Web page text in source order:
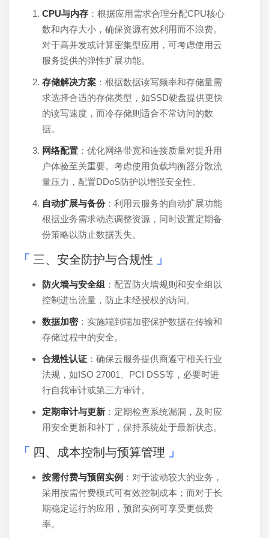
CPU与内存 ：根据应用需求合理分配CPU核心
数和内存大小，确保资源有效利用而不浪费。
对于高并发或计算密集型应用，可考虑使用云
服务提供的弹性扩展功能。
存储解决方案 ：根据数据读写频率和存储量需
求选择合适的存储类型，如SSD硬盘提供更快
的读写速度，而冷存储则适合不常访问的数
据。
网络配置 ：优化网络带宽和连接质量对提升用
户体验至关重要。考虑使用负载均衡器分散流
量压力，配置DDoS防护以增强安全性。
自动扩展与备份：利用云服务的自动扩展功能
根据业务需求动态调整资源，同时设置定期备
份策略以防止数据丢失。
三、安全防护与合规性
防火墙与安全组 ：配置防火墙规则和安全组以
控制进出流量，防止未经授权的访问。
数据加密：实施端到端加密保护数据在传输和
存储过程中的安全。
合规性认证 ：确保云服务提供商遵守相关行业
法规，如ISO 27001、PCI DSS等，必要时进
行自我审计或第三方审计。
定期审计与更新 ：定期检查系统漏洞，及时应
用安全更新和补丁，保持系统处于最新状态。
四、成本控制与预算管理
按需付费与预留实例 ：对于波动较大的业务，
采用按需付费模式可有效控制成本；而对于长
期稳定运行的应用，预留实例可享受更低费
率。